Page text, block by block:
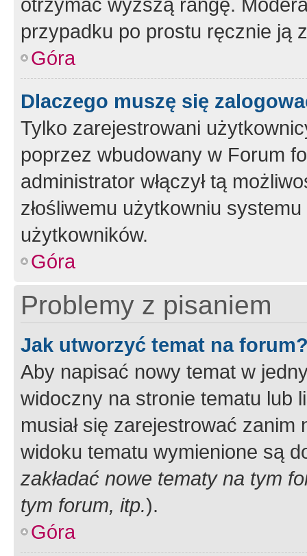
przypadku po prostu ręcznie ją
Góra
Dlaczego muszę się
Tylko zarejestrowani
poprzez wbudowany w Forum
administrator włączył tą
złośliwemu użytkowniu
użytkowników.
Góra
Problemy z pisaniem
Jak utworzyć temat na
Aby napisać nowy temat w
widoczny na stronie tematu lub
musiał się zarejestrować
widoku tematu wymienione są
zakładać nowe tematy na tym
tym forum, itp.).
Góra